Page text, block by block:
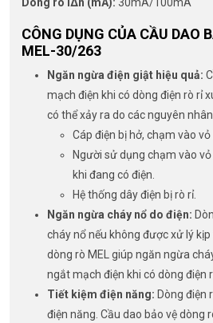
CÔNG DỤNG CỦA CẦU DAO
MEL-30/263
Ngăn ngừa điện giật hiệu quả:
mạch điện khi có dòng điện rò rỉ
có thể xảy ra do các nguyên
Cáp điện bị hở, chạm vào
Người sử dụng chạm vào
khi đang có điện.
Hệ thống dây điện bị rò rỉ.
Ngăn ngừa cháy nổ do điện:
cháy nổ nếu không được xử lý
dòng rò MEL giúp ngăn ngừa
ngắt mạch điện khi có dòng điện
Tiết kiệm điện năng: Dòng điện
điện năng. Cầu dao bảo vệ dòng